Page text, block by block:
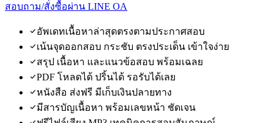
สอบถาม/สั่งซื้อผ่าน LINE OA
อัพเดทเนื้อหาล่าสุดตรงตามประกาศสอบ
เน้นจุดออกสอบ กระชับ ตรงประเด็น เข้าใจง่าย
สรุป เนื้อหา และแนวข้อสอบ พร้อมเฉลย
PDF โหลดได้ ปริ้นได้ รอรับได้เลย
หนังสือ ส่งฟรี มีเก็บเงินปลายทาง
มีสารบัญเนื้อหา พร้อมเลขหน้า ชัดเจน